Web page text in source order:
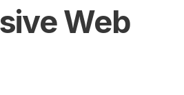
Web